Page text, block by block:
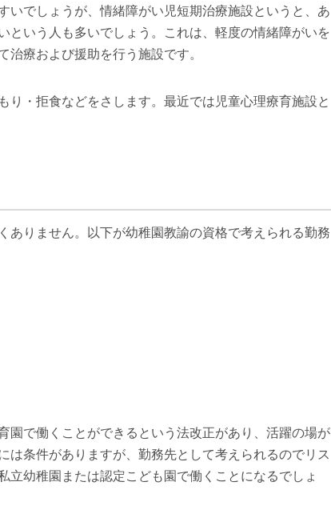
いでしょうが、情緒障がい児短期治療施設というと、あ
という人も多いでしょう。これは、軽度の情緒障がいを
療および援助を行う施設です。
り・拒食などをさします。最近では児童心理療育施設と
ありません。以下が幼稚園教諭の資格で考えられる勤務
園で働くことができるという法改正があり、活躍の場が
は条件がありますが、勤務先として考えられるのでリス
立幼稚園または認定こども園で働くことになるでしょ